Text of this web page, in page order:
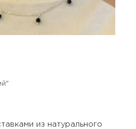
из натурального